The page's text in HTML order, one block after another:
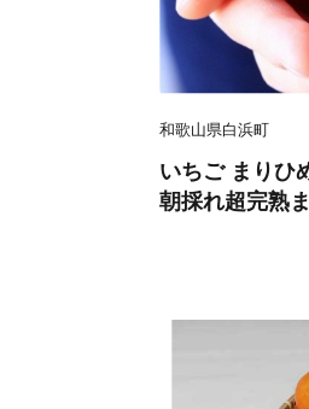
和歌山県白浜町
いちご まりひ
朝採れ超完熟